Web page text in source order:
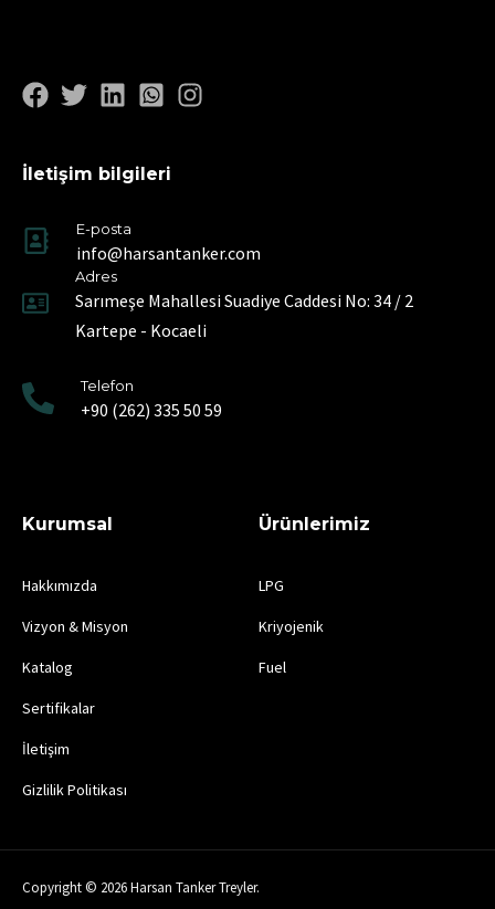
İletişim bilgileri
E-posta
info@harsantanker.com
Adres
Sarımeşe Mahallesi Suadiye Caddesi No: 34 / 2
Kartepe - Kocaeli
Telefon
+90 (262) 335 50 59
Kurumsal
Hakkımızda
Vizyon & Misyon
Katalog
Sertifikalar
İletişim
Gizlilik Politikası
Ürünlerimiz
LPG
Kriyojenik
Fuel
Copyright © 2026 Harsan Tanker Treyler.